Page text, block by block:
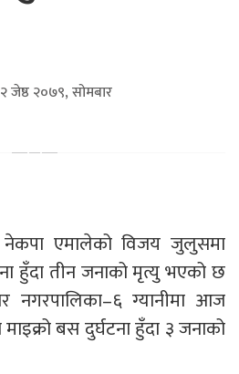
२ जेष्ठ २०७९, सोमबार
नेकपा एमालेको विजय जुलुसमा
हुँदा तीन जनाको मृत्यु भएको छ
नगरपालिका–६ ग्यानीमा आज
बस दुर्घटना हुँदा ३ जनाको